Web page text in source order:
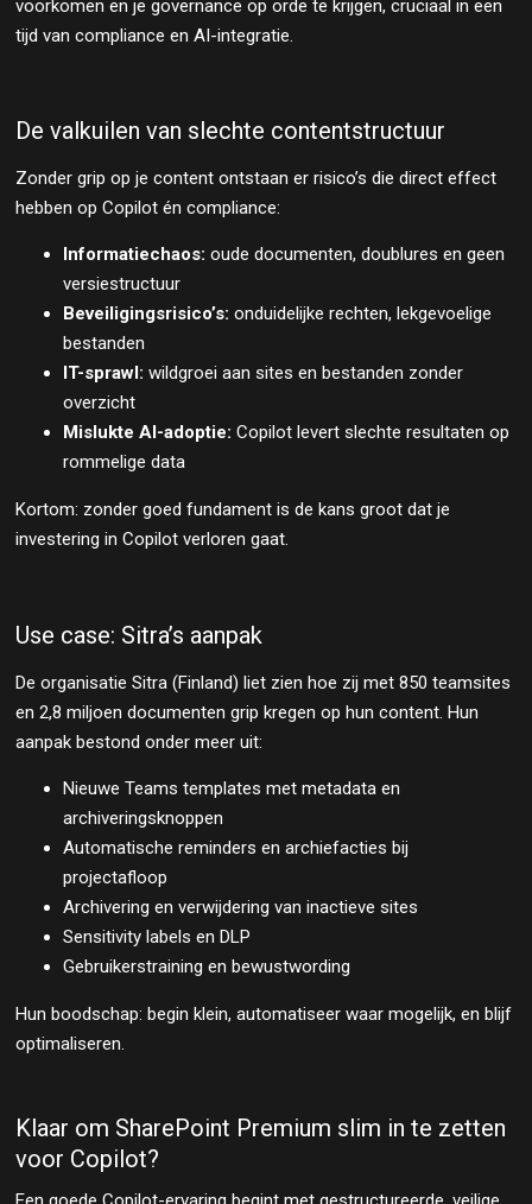
voorkomen en je governance op orde te krijgen, cruciaal in een
tijd van compliance en AI-integratie.
De valkuilen van slechte contentstructuur
Zonder grip op je content ontstaan er risico’s die direct effect
hebben op Copilot én compliance:
Informatiechaos: oude documenten, doublures en geen
versiestructuur
Beveiligingsrisico’s: onduidelijke rechten, lekgevoelige
bestanden
IT-sprawl: wildgroei aan sites en bestanden zonder
overzicht
Mislukte AI-adoptie: Copilot levert slechte resultaten op
rommelige data
Kortom: zonder goed fundament is de kans groot dat je
investering in Copilot verloren gaat.
Use case: Sitra’s aanpak
De organisatie Sitra (Finland) liet zien hoe zij met 850 teamsites
en 2,8 miljoen documenten grip kregen op hun content. Hun
aanpak bestond onder meer uit:
Nieuwe Teams templates met metadata en
archiveringsknoppen
Automatische reminders en archiefacties bij
projectafloop
Archivering en verwijdering van inactieve sites
Sensitivity labels en DLP
Gebruikerstraining en bewustwording
Hun boodschap: begin klein, automatiseer waar mogelijk, en blijf
optimaliseren.
Klaar om SharePoint Premium slim in te zetten
voor Copilot?